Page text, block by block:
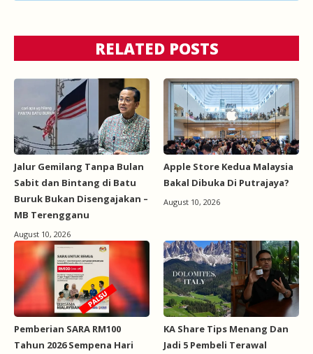
RELATED POSTS
Jalur Gemilang Tanpa Bulan
Sabit dan Bintang di Batu
Buruk Bukan Disengajakan –
MB Terengganu
August 10, 2026
Apple Store Kedua Malaysia
Bakal Dibuka Di Putrajaya?
August 10, 2026
Pemberian SARA RM100
Tahun 2026 Sempena Hari
KA Share Tips Menang Dan
Jadi 5 Pembeli Terawal